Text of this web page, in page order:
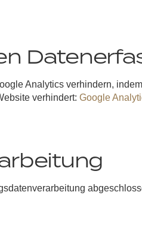
Analytics verhindern,
verhindert: Google